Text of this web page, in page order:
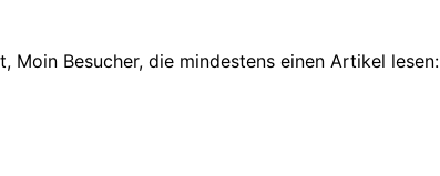
Moin Besucher, die mindestens einen Artikel lesen: